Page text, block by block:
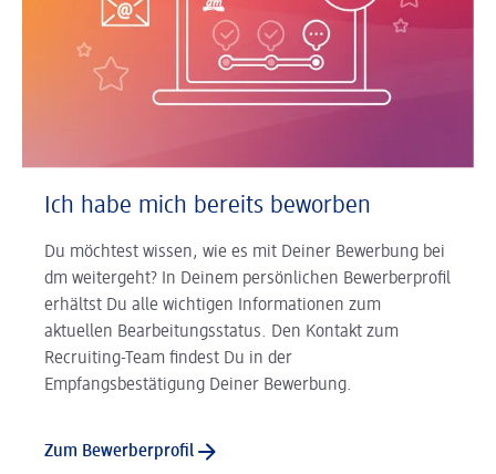
Ich habe mich bereits beworben
Du möchtest wissen, wie es mit Deiner Bewerbung bei
dm weitergeht? In Deinem persönlichen Bewerberprofil
erhältst Du alle wichtigen Informationen zum
aktuellen Bearbeitungsstatus. Den Kontakt zum
Recruiting-Team findest Du in der
Empfangsbestätigung Deiner Bewerbung.
Zum Bewerberprofil